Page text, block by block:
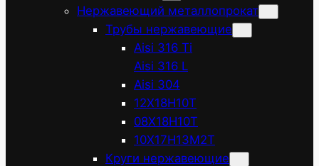
Нержавеющий металлопрокат
Трубы нержавеющие
Aisi 316 Ti
Aisi 316 L
Aisi 304
12Х18Н10Т
08Х18Н10Т
10Х17Н13М2Т
Круги нержавеющие